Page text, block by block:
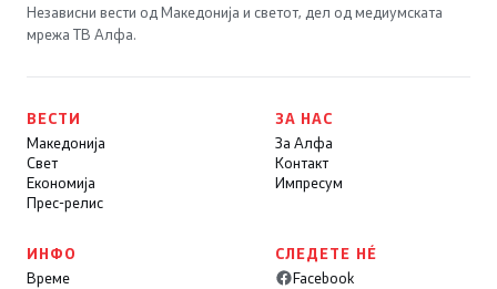
Независни вести од Македонија и светот, дел од медиумската
мрежа ТВ Алфа.
ВЕСТИ
Македонија
Свет
Економија
Прес-релис
ЗА НАС
За Алфа
Контакт
Импресум
ИНФО
Време
СЛЕДЕТЕ НÉ
Facebook